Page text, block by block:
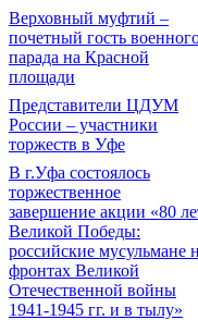
Верховный муфтий –
почетный гость
парада на Красной
площади
Представители ЦДУМ
России – участники
торжеств в Уфе
В г.Уфа состоялось
торжественное
завершение акции «80
Великой Победы:
российские мусульмане
фронтах Великой
Отечественной войны
1941-1945 гг. и в тылу»